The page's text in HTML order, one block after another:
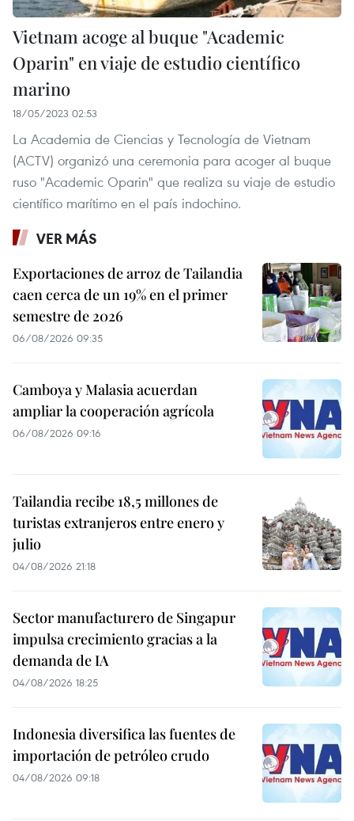
Vietnam acoge al buque "Academic
Oparin" en viaje de estudio científico
marino
18/05/2023 02:53
La Academia de Ciencias y Tecnología de Vietnam
(ACTV) organizó una ceremonia para acoger al buque
ruso "Academic Oparin" que realiza su viaje de estudio
científico marítimo en el país indochino.
VER MÁS
Exportaciones de arroz de Tailandia
caen cerca de un 19% en el primer
semestre de 2026
06/08/2026 09:35
Camboya y Malasia acuerdan
ampliar la cooperación agrícola
06/08/2026 09:16
Tailandia recibe 18,5 millones de
turistas extranjeros entre enero y
julio
04/08/2026 21:18
Sector manufacturero de Singapur
impulsa crecimiento gracias a la
demanda de IA
04/08/2026 18:25
Indonesia diversifica las fuentes de
importación de petróleo crudo
04/08/2026 09:18